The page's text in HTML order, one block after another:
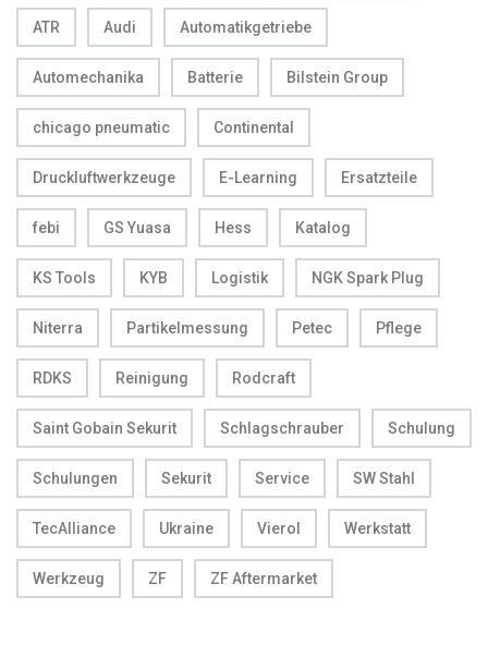
ATR Audi Automatikgetriebe
Automechanika Batterie Bilstein Group
chicago pneumatic Continental
Druckluftwerkzeuge E-Learning Ersatzteile
febi GS Yuasa Hess Katalog
KS Tools KYB Logistik NGK Spark Plug
Niterra Partikelmessung Petec Pflege
RDKS Reinigung Rodcraft
Saint Gobain Sekurit Schlagschrauber Schulung
Schulungen Sekurit Service SW Stahl
TecAlliance Ukraine Vierol Werkstatt
Werkzeug ZF ZF Aftermarket